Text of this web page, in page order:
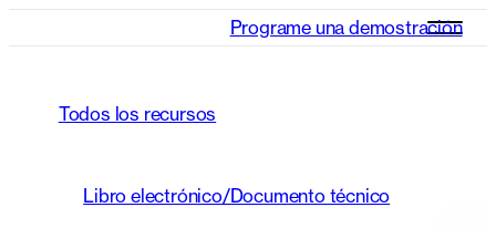
Programe una demostración
Todos los recursos
Libro electrónico/Documento técnico